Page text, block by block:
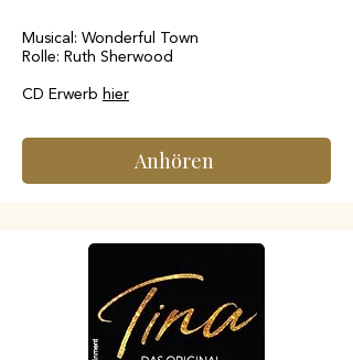
Musical: Wonderful Town
Rolle: Ruth Sherwood
CD Erwerb hier
Anhören